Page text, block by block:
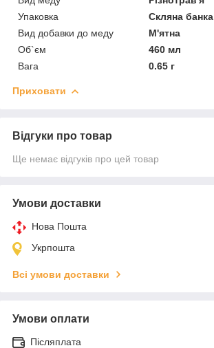
Упаковка
Скляна банка
Вид добавки до меду
М'ятна
Об`єм
460 мл
Вага
0.65 г
Приховати
Відгуки про товар
Ще немає відгуків про цей товар
Умови доставки
Нова Пошта
Укрпошта
Всі умови доставки
Умови оплати
Післяплата